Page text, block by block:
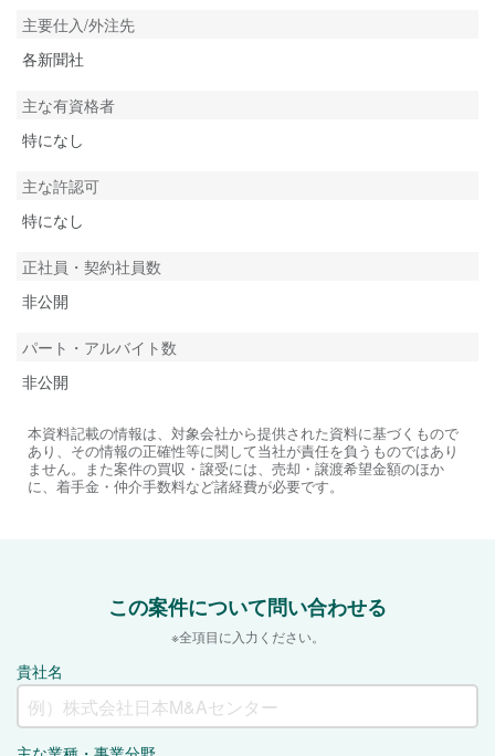
主要仕入/外注先
各新聞社
主な有資格者
特になし
主な許認可
特になし
正社員・契約社員数
非公開
パート・アルバイト数
非公開
本資料記載の情報は、対象会社から提供された資料に基づくもので
あり、その情報の正確性等に関して当社が責任を負うものではあり
ません。また案件の買収・譲受には、売却・譲渡希望金額のほか
に、着手金・仲介手数料など諸経費が必要です。